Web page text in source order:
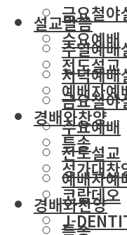
금요철야
수요예배
전도설교
예배자예
경배와찬양
특송
성가대찬
코람데오
J-
설교말씀
주일예배
저녁예배
금요철야
수요예배
전도설교
예배자예
경배와찬양
특송